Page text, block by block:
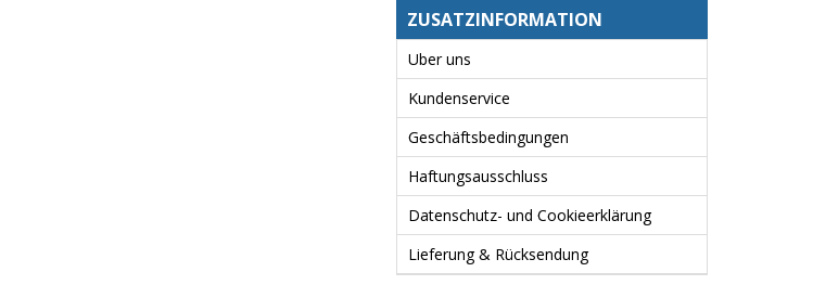
ZUSATZINFORMATION
Uber uns
Kundenservice
Geschäftsbedingungen
Haftungsausschluss
Datenschutz- und Cookieerklärung
Lieferung & Rücksendung